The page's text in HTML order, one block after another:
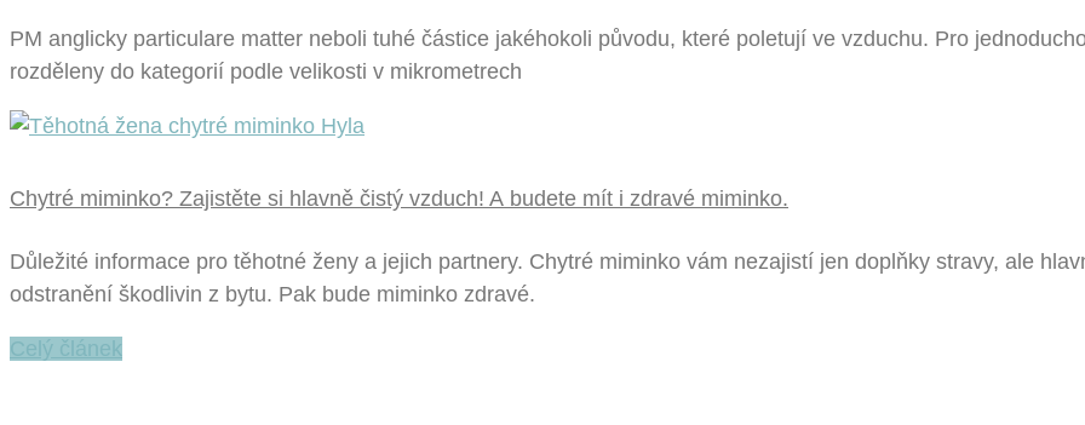
PM anglicky particulare matter neboli tuhé částice jakéhokoli původu, které poletují ve vzduchu. Pro
rozděleny do kategorií podle velikosti v mikrometrech
Chytré miminko? Zajistěte si hlavně čistý vzduch! A budete mít i zdravé miminko.
Důležité informace pro těhotné ženy a jejich partnery. Chytré miminko vám nezajistí jen doplňky stravy, ale
odstranění škodlivin z bytu. Pak bude miminko zdravé.
Celý článek